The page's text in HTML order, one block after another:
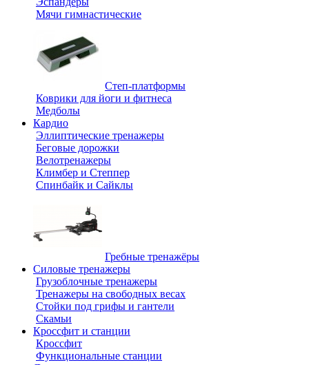
Мячи гимнастические
Степ-платформы
Коврики для йоги и фитнеса
Медболы
Кардио
Эллиптические тренажеры
Беговые дорожки
Велотренажеры
Климбер и Степпер
Спинбайк и Сайклы
Гребные тренажёры
Силовые тренажеры
Грузоблочные тренажеры
Тренажеры на свободных весах
Стойки под грифы и гантели
Скамьи
Кроссфит и станции
Кроссфит
Функциональные станции